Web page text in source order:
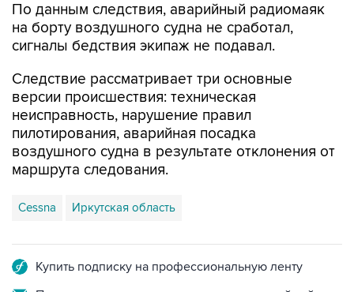
По данным следствия, аварийный радиомаяк
на борту воздушного судна не сработал,
сигналы бедствия экипаж не подавал.
Следствие рассматривает три основные
версии происшествия: техническая
неисправность, нарушение правил
пилотирования, аварийная посадка
воздушного судна в результате отклонения от
маршрута следования.
Cessna Иркутская область
Купить подписку на профессиональную ленту